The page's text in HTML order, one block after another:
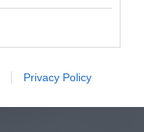
Privacy Policy